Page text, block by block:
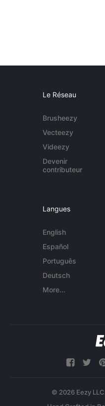
Le Réseau
Brusheezy
Vecteezy
Videezy
Devenir
contributeur
Langues
English
Español
Português
Deutsch
More...
© 2026 Eezy